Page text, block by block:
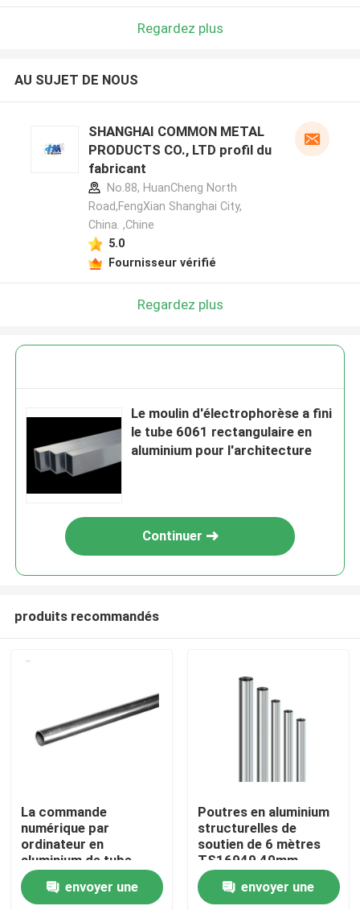
A propos de nous
Contacts
Regardez plus
AU SUJET DE NOUS
SHANGHAI COMMON METAL
PRODUCTS CO., LTD profil du
fabricant
No.88, HuanCheng North
Road,FengXian Shanghai City,
China. ,Chine
5.0
Fournisseur vérifié
Regardez plus
Le moulin d'électrophorèse a fini
le tube 6061 rectangulaire en
aluminium pour l'architecture
Continuer
produits recommandés
La commande
numérique par
ordinateur en
aluminium de tube
d'Andoized 110HB
Extrudued 1060 a
envoyer une
Poutres en aluminium
structurelles de
soutien de 6 mètres
TS16949 40mm
envoyer une